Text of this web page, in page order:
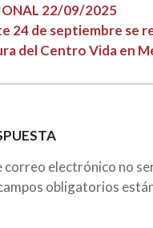
22/09/2025
24 de septiembre se
del Centro Vida en
correo electrónico no
obligatorios